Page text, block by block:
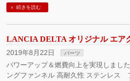
続きを読む
LANCIA DELTA オリジナル エア
2019年8月22日 パーツ
パワーアップ＆燃費向上を実現しまし
ングファンネル 高耐久性 ステンレス